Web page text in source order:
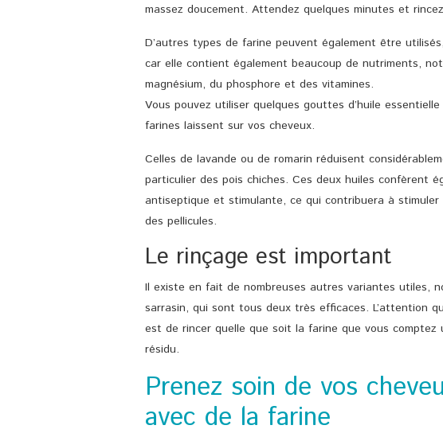
massez doucement. Attendez quelques minutes et
D’autres types de farine peuvent également être
car elle contient également beaucoup de nutriments,
magnésium, du phosphore et des vitamines.
Vous pouvez utiliser quelques gouttes d’huile
farines laissent sur vos cheveux.
Celles de lavande ou de romarin réduisent
particulier des pois chiches. Ces deux huiles confèrent
antiseptique et stimulante, ce qui contribuera à stimuler
des pellicules.
Le rinçage est important
Il existe en fait de nombreuses autres variantes utiles,
sarrasin, qui sont tous deux très efficaces. L’attention
est de rincer quelle que soit la farine que vous comptez
résidu.
Prenez soin de vos
avec de la farine